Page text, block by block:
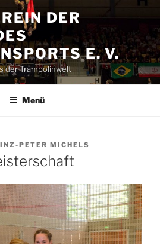
DER
E. V.
der Trampolinwelt
Menü
PETER MICHELS